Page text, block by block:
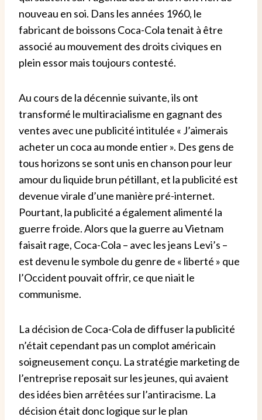
nouveau en soi. Dans les années 1960, le
fabricant de boissons Coca-Cola tenait à être
associé au mouvement des droits civiques en
plein essor mais toujours contesté.
Au cours de la décennie suivante, ils ont
transformé le multiracialisme en gagnant des
ventes avec une publicité intitulée « J’aimerais
acheter un coca au monde entier ». Des gens de
tous horizons se sont unis en chanson pour leur
amour du liquide brun pétillant, et la publicité est
devenue virale d’une manière pré-internet.
Pourtant, la publicité a également alimenté la
guerre froide. Alors que la guerre au Vietnam
faisait rage, Coca-Cola – avec les jeans Levi’s –
est devenu le symbole du genre de « liberté » que
l’Occident pouvait offrir, ce que niait le
communisme.
La décision de Coca-Cola de diffuser la publicité
n’était cependant pas un complot américain
soigneusement conçu. La stratégie marketing de
l’entreprise reposait sur les jeunes, qui avaient
des idées bien arrêtées sur l’antiracisme. La
décision était donc logique sur le plan